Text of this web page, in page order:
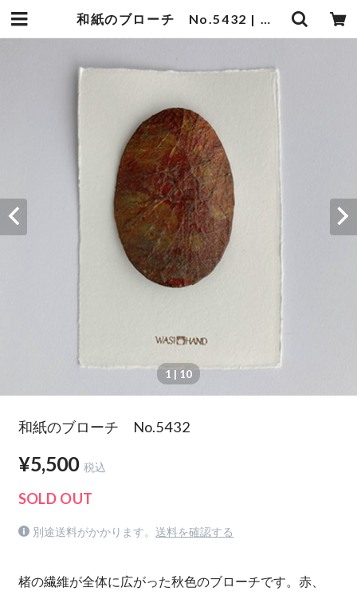
和紙のブローチ No.5432 | 暮らしの中の和紙のかたち
1 | 10
和紙のブローチ No.5432
¥5,500 税込
SOLD OUT
別途送料がかかります。 送料を確認する
楮の繊維が全体に広がった秋色のブローチです。赤、